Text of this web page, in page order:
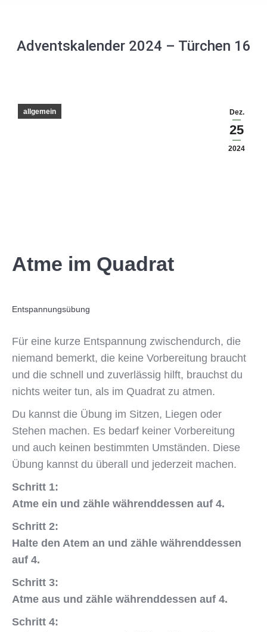
Adventskalender 2024 – Türchen 16
Dez.
25
2024
allgemein
Atme im Quadrat
Entspannungsübung
Für eine kurze Entspannung zwischendurch, die
niemand bemerkt, die keine Vorbereitung braucht
und die schnell und zuverlässig hilft, brauchst du
nichts weiter tun, als im Quadrat zu atmen.
Du kannst die Übung im Sitzen, Liegen oder
Stehen machen. Es bedarf keiner Vorbereitung
und auch keinen bestimmten Umständen. Diese
Übung kannst du überall und jederzeit machen.
Schritt 1:
Atme ein und zähle währenddessen auf 4.
Schritt 2:
Halte den Atem an und zähle währenddessen
auf 4.
Schritt 3:
Atme aus und zähle währenddessen auf 4.
Schritt 4: